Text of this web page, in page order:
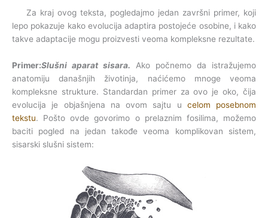
Za kraj ovog teksta, pogledajmo jedan završni primer, koji
lepo pokazuje kako evolucija adaptira postojeće osobine, i kako
takve adaptacije mogu proizvesti veoma kompleksne rezultate.
Primer:Slušni aparat sisara. Ako počnemo da istražujemo
anatomiju današnjih životinja, naćićemo mnoge veoma
kompleksne strukture. Standardan primer za ovo je oko, čija
evolucija je objašnjena na ovom sajtu u celom posebnom
tekstu. Pošto ovde govorimo o prelaznim fosilima, možemo
baciti pogled na jedan takođe veoma komplikovan sistem,
sisarski slušni sistem: